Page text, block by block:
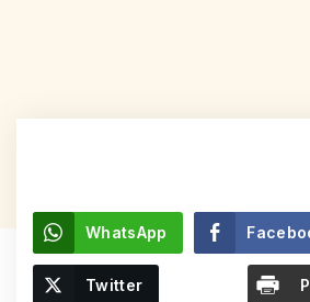
WhatsApp
Twitter